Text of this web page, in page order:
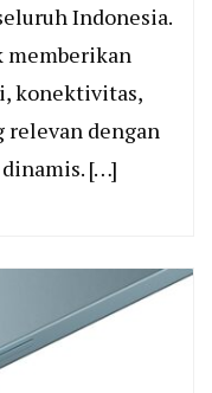
Indonesia.
konektivitas,
relevan dengan
[…]